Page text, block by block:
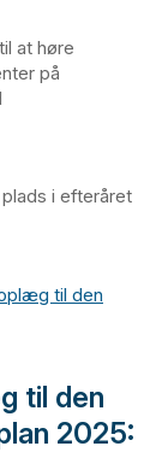
at høre
på
i efteråret
til den
til den
2025: